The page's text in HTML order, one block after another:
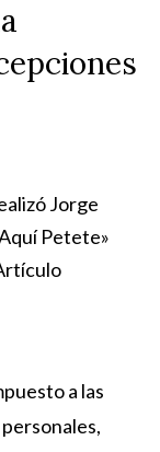
Jorge
Petete»
a las
,